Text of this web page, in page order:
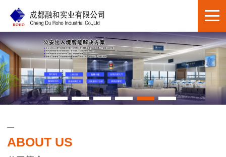
ABOUT US